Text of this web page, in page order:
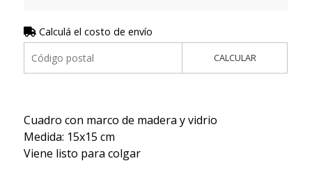
Calculá el costo de envío
CALCULAR
Cuadro con marco de madera y vidrio
Medida: 15x15 cm
Viene listo para colgar